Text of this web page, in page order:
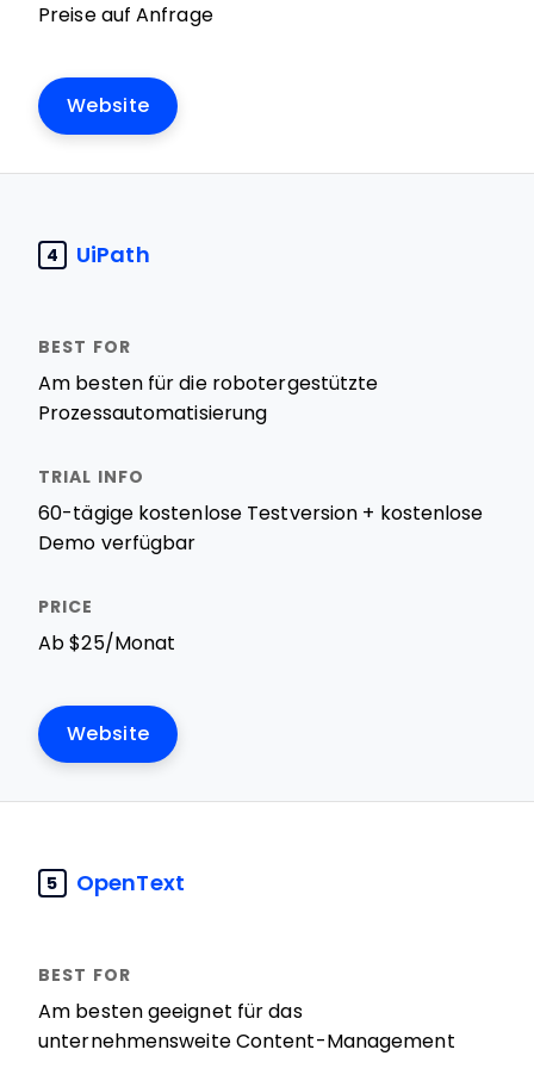
Preise auf Anfrage
Website
4 UiPath
Am besten für die robotergestützte
Prozessautomatisierung
60-tägige kostenlose Testversion + kostenlose
Demo verfügbar
Ab $25/Monat
Website
5 OpenText
Am besten geeignet für das
unternehmensweite Content-Management